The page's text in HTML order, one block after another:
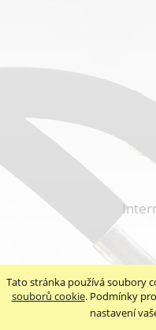
Tato stránka používá soubory
souborů cookie. Podmínky
nastavení